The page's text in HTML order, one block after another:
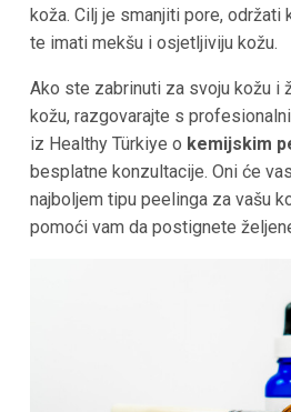
koža. Cilj je smanjiti pore, održati
te imati mekšu i osjetljiviju kožu.
Ako ste zabrinuti za svoju kožu i
kožu, razgovarajte s
iz Healthy Türkiye o kemijskim
besplatne konzultacije. Oni će
najboljem tipu peelinga za vašu
pomoći vam da postignete